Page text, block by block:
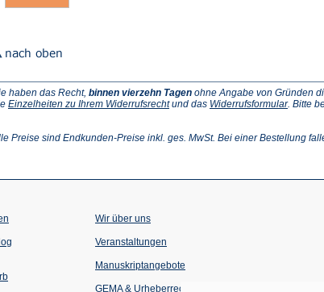
haben das Recht, binnen vierzehn Tagen ohne Angabe von Gründen
Einzelheiten zu Ihrem Widerrufsrecht(Öffnet
neuen
und das Widerrufsformular(Öffnet
neuen
. Bitte
Preise sind Endkunden-Preise inkl. ges. MwSt. Bei einer Bestellung
Wir über uns
Veranstaltungen
einem
Tab)
Manuskriptangebote
GEMA & Urheberrecht